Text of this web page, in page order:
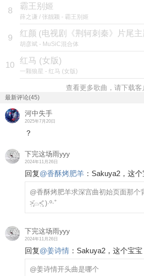
8 霸王别姬
薛之谦 / 张靓颖 - 霸王别姬
9 红颜 (电视剧《荆轲刺秦》片尾主
胡彦斌 - MuSiC混合体
10 红马 (女版)
一颗狼星 - 红马 (女版)
查看更多歌曲，请下载客
最新评论(45)
河中失手
2025年7月20日
？
下完这场雨yyy
2024年11月26日
回复@香酥烤肥羊 ： Sakuya2，这个
@香酥烤肥羊求深宫曲初始页面那个
˃̣̣̥᷄⌓˂̣̣̥᷅ )‧º·˚
下完这场雨yyy
2024年11月26日
回复@姜诗情 ： Sakuya2，这个宝宝
@姜诗情开头曲是哪个